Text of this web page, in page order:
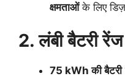
क्षमताओंके लिए
2. लंबी बैटरी
75 kWh की बैटरी